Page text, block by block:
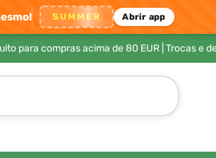
SUMMER Abrir app
para compras acima de 80 EUR| Trocas e